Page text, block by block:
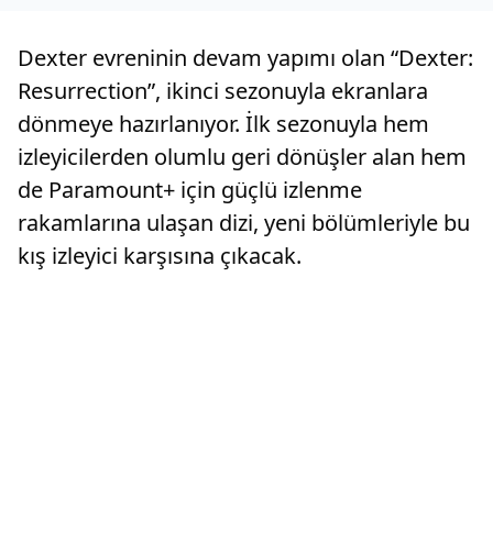
Dexter evreninin devam yapımı olan “Dexter:
Resurrection”, ikinci sezonuyla ekranlara
dönmeye hazırlanıyor. İlk sezonuyla hem
izleyicilerden olumlu geri dönüşler alan hem
de Paramount+ için güçlü izlenme
rakamlarına ulaşan dizi, yeni bölümleriyle bu
kış izleyici karşısına çıkacak.